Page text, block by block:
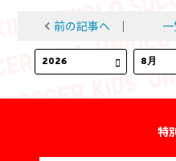
前の記事へ │
特